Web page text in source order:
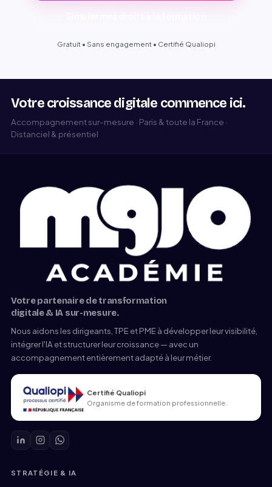
Gratuit • Sans engagement • Certifié Qualiopi
Votre croissance digitale commence ici.
Accompagnement sur-mesure · Paris & toute la France ·
Distanciel & présentiel
Votre partenaire de transformation
digitale & IA sur-mesure.
Nous aidons les dirigeants, TPE et PME à développer leur visibilité,
intégrer l'IA et structurer leur croissance — avec un
accompagnement entièrement adapté à leur métier.
Certifié Qualiopi
Organisme de formation professionnelle.
STRATÉGIE & IA